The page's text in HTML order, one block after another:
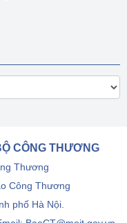
CÔNG THƯƠNG
Thương
Công Thương
phố Hà Nội.